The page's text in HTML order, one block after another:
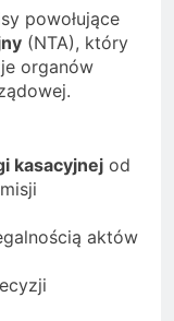
powołujące
(NTA), który
organów
kasacyjnej od
aktów